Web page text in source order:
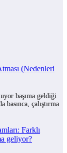
(Nedenleri
başıma geldiği
basınca, çalıştırma
Farklı
geliyor?